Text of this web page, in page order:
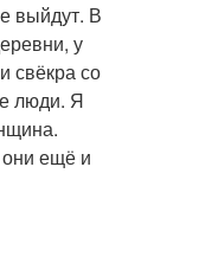
выйдут. В
у
свёкра со
люди. Я
ещё и